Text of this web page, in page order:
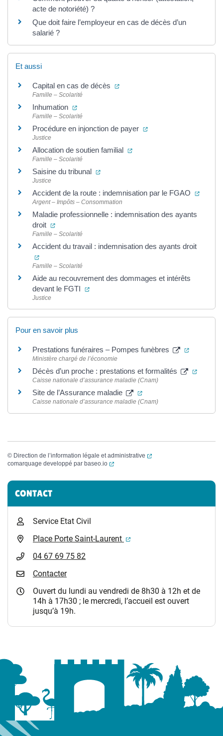
acte de notoriété) ?
Que doit faire l’employeur en cas de décès d’un
salarié ?
Et aussi
Capital en cas de décès (ouverture dans un nouvel
Famille – Scolarité
Inhumation (ouverture dans un nouvel onglet)
Famille – Scolarité
Procédure en injonction de payer (ouverture dans un
Justice
Allocation de soutien familial (ouverture dans un nouvel
Famille – Scolarité
Saisine du tribunal (ouverture dans un nouvel onglet)
Justice
Accident de la route : indemnisation par le FGAO
Argent – Impôts – Consommation
Maladie professionnelle : indemnisation des ayants
droit
(ouverture dans un nouvel onglet)
Famille – Scolarité
Accident du travail : indemnisation des ayants droit
(ouverture dans un nouvel onglet)
Famille – Scolarité
Aide au recouvrement des dommages et intérêts
devant le FGTI
(ouverture dans un nouvel onglet)
Justice
Pour en savoir plus
Prestations funéraires – Pompes funèbres
Ministère chargé de l’économie
Décès d’un proche : prestations et formalités
Caisse nationale d’assurance maladie (Cnam)
Site de l’Assurance maladie (ouverture dans un
Caisse nationale d’assurance maladie (Cnam)
© Direction de l’information légale et administrative
(ouverture dans un
comarquage developpé par baseo.io (ouverture dans un nouvel onglet)
Informations complémentaires
CONTACT
Service Etat Civil
Place Porte Saint-Laurent
(ouverture dans un
04 67 69 75 82
Contacter
Ouvert du lundi au vendredi de 8h30 à 12h et de
14h à 17h30 ; le mercredi, l’accueil est ouvert
jusqu’à 19h.